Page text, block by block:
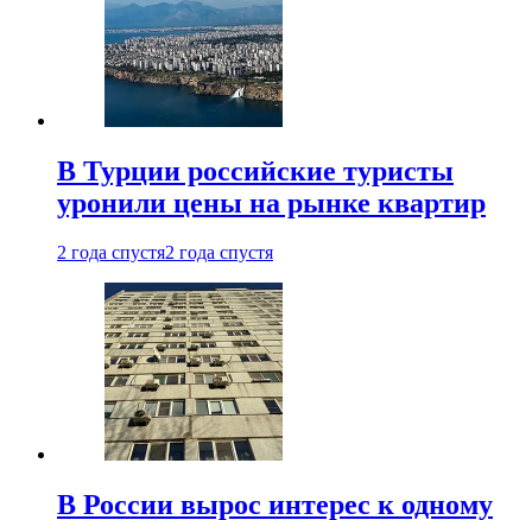
В Турции российские туристы
уронили цены на рынке квартир
2 года спустя2 года спустя
В России вырос интерес к одному